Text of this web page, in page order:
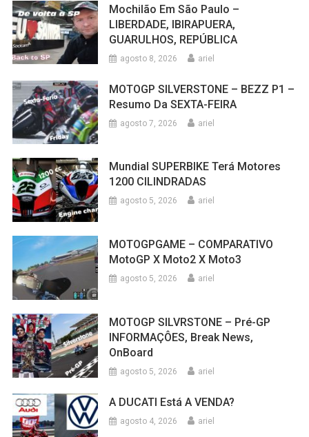
Mochilão Em São Paulo –
LIBERDADE, IBIRAPUERA,
GUARULHOS, REPÚBLICA
agosto 8, 2026 ariel
MOTOGP SILVERSTONE – BEZZ P1 –
Resumo Da SEXTA-FEIRA
agosto 7, 2026 ariel
Mundial SUPERBIKE Terá Motores
1200 CILINDRADAS
agosto 5, 2026 ariel
MOTOGPGAME – COMPARATIVO
MotoGP X Moto2 X Moto3
agosto 5, 2026 ariel
MOTOGP SILVRSTONE – Pré-GP
INFORMAÇÔES, Break News,
OnBoard
agosto 5, 2026 ariel
A DUCATI Está A VENDA?
agosto 4, 2026 ariel